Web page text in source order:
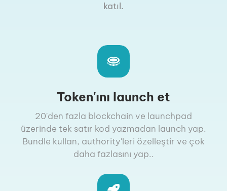
katıl.
Token'ını launch et
20'den fazla blockchain ve launchpad
üzerinde tek satır kod yazmadan launch yap.
Bundle kullan, authority'leri özelleştir ve çok
daha fazlasını yap..